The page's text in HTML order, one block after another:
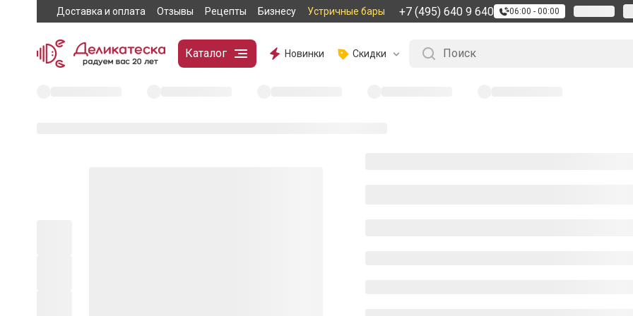
Доставка и оплата Отзывы Рецепты Бизнесу Устричные бары +7 (495) 640 9 640 06:00 - 00:00
Каталог Новинки Скидки